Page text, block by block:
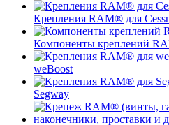
Крепления RAM® для
Компоненты креплений
weBoost
Segway